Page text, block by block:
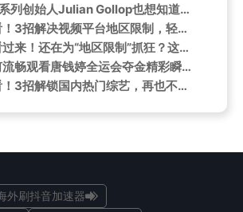
幽浮3难产？系列创始人Julian Gollop也想知道新作在哪
海外华人必看！3招解决视频平台地区限制，轻松追剧听歌无压力
海外追剧党看过来！还在为“地区限制”抓狂？这招让你告别卡顿，秒回快乐老家
海外华人如何流畅观看唐钱婷全运会夺金精彩瞬间？这些方法太实用了！
海外华人必看！3招解锁国内热门综艺，再也不错过《听谁在唱歌》这样的治愈之旅
外刷抖音加速器